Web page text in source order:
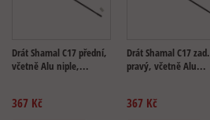
Drát Shamal C17 přední,
včetně Alu niple,...
367 Kč
Drát Shamal C17 zad.
pravý, včetně Alu...
367 Kč